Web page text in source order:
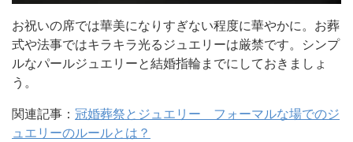
お祝いの席では華美になりすぎない程度に華やかに。お葬
式や法事ではキラキラ光るジュエリーは厳禁です。シンプ
ルなパールジュエリーと結婚指輪までにしておきましょ
う。
関連記事： 冠婚葬祭とジュエリー フォーマルな場でのジ
ュエリーのルールとは？